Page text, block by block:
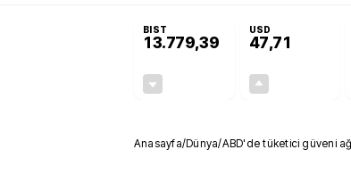
BIST
13.779,39
USD
47,71
Anasayfa/Dünya/ABD'de tüketici güveni